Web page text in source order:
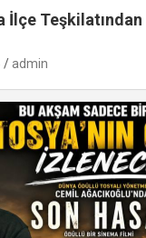
İlçe Teşkilatından
admin